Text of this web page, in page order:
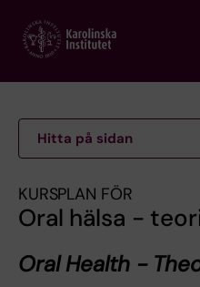
main
Hitta på sidan
KURSPLAN FÖR
Oral hälsa -
Oral Health -